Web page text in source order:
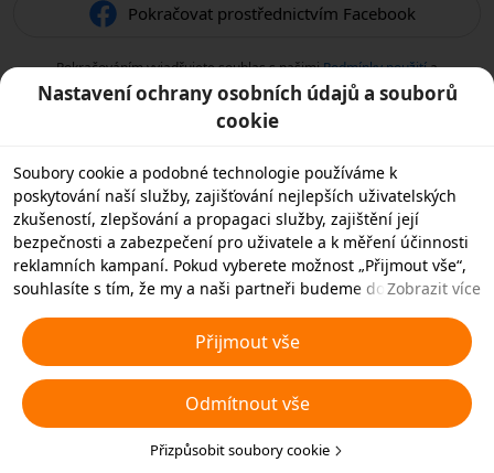
Pokračovat prostřednictvím Facebook
Pokračováním vyjadřujete souhlas s našimiPodmínky použitía
potvrzujete, že jste si přečetli našeZásady ochrany osobních údajů.
Nastavení ochrany osobních údajů a souborů
cookie
Soubory cookie a podobné technologie používáme k
poskytování naší služby, zajišťování nejlepších uživatelských
zkušeností, zlepšování a propagaci služby, zajištění její
bezpečnosti a zabezpečení pro uživatele a k měření účinnosti
reklamních kampaní. Pokud vyberete možnost „Přijmout vše“,
souhlasíte s tím, že my a naši partneři budeme do vašeho
reklamní účely. Můžete také zvolit možnost „Odmítnout
všechny“ nepodstatné soubory cookie nebo zvolit, které typy
souborů cookie chcete přijmout nebo zakázat, a to kliknutím na
tlačítko „Přizpůsobit soubory cookie“ níže nebo kdykoli v
nastavení ochrany soukromí. Další podrobnosti najdete v
Zásadách používání souborů cookie a podobných
Zobrazit více
Přijmout vše
Odmítnout vše
Přizpůsobit soubory cookie